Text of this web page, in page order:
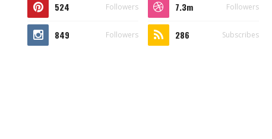
524 Followers 7.3m Followers
849 Followers 286 Subscribes